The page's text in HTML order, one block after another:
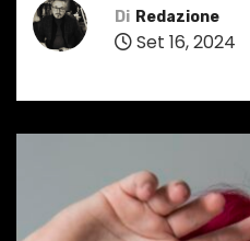
Di Redazione
Set 16, 2024